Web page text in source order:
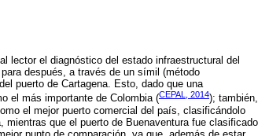
lector el diagnóstico del estado infraestructural del
después, a través de un símil (método
puerto de Cartagena. Esto, dado que una
el más importante de Colombia (CEPAL, 2014); también,
el mejor puerto comercial del país, clasificándolo
que el puerto de Buenaventura fue clasificado